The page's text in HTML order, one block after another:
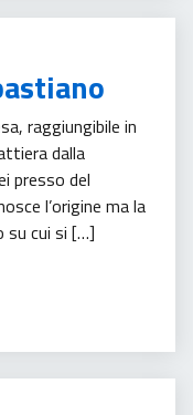
raggiungibile in
dalla
presso del
l’origine ma la
su cui si […]